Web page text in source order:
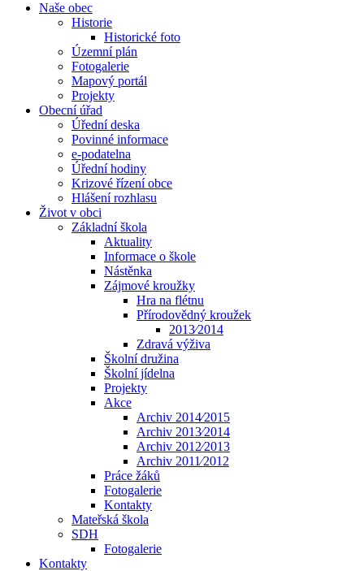
Naše obec
Historie
Historické foto
Územní plán
Fotogalerie
Mapový portál
Projekty
Obecní úřad
Úřední deska
Povinné informace
e-podatelna
Úřední hodiny
Krizové řízení obce
Hlášení rozhlasu
Život v obci
Základní škola
Aktuality
Informace o škole
Nástěnka
Zájmové kroužky
Hra na flétnu
Přírodovědný kroužek
2013⁄2014
Zdravá výživa
Školní družina
Školní jídelna
Projekty
Akce
Archiv 2014⁄2015
Archiv 2013⁄2014
Archiv 2012⁄2013
Archiv 2011⁄2012
Práce žáků
Fotogalerie
Kontakty
Mateřská škola
SDH
Fotogalerie
Kontakty